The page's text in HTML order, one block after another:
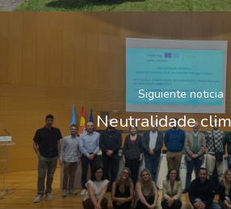
Siguiente noticia
Neutralidade